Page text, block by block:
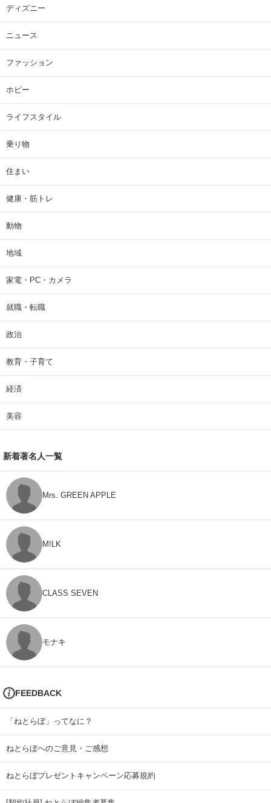
ディズニー
ニュース
ファッション
ホビー
ライフスタイル
乗り物
住まい
健康・筋トレ
動物
地域
家電・PC・カメラ
就職・転職
政治
教育・子育て
経済
美容
新着著名人一覧
Mrs. GREEN APPLE
M!LK
CLASS SEVEN
モナキ
FEEDBACK
「ねとらぼ」ってなに？
ねとらぼへのご意見・ご感想
ねとらぼプレゼントキャンペーン応募規約